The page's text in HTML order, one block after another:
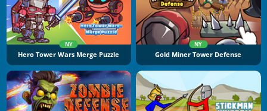
NY
Hero Tower Wars Merge Puzzle
NY
Gold Miner Tower Defense